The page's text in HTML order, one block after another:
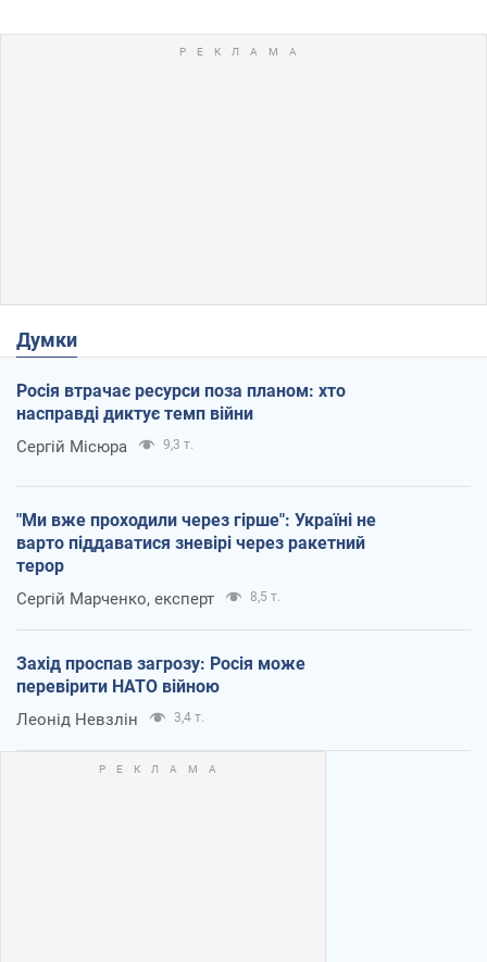
Думки
Росія втрачає ресурси поза планом: хто
насправді диктує темп війни
Сергій Місюра 9,3 т.
"Ми вже проходили через гірше": Україні не
варто піддаватися зневірі через ракетний
терор
Сергій Марченко, експерт 8,5 т.
Захід проспав загрозу: Росія може
перевірити НАТО війною
Леонід Невзлін 3,4 т.